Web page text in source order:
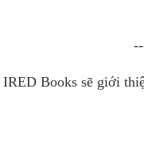
Books sẽ giới